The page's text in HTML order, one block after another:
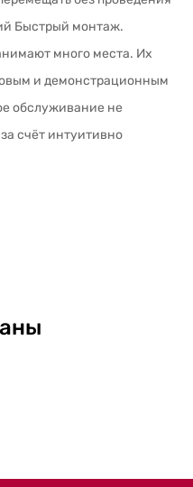
Быстрый монтаж.
много места. Их
и демонстрационным
обслуживание не
счёт интуитивно